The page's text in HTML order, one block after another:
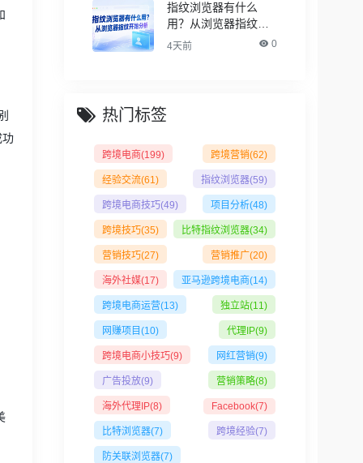
功
指纹浏览器有什么
用？从浏览器指纹开
始分析
4天前 0
热门标签
跨境电商(199) 跨境营销(62)
经验交流(61) 指纹浏览器(59)
跨境电商技巧(49) 项目分析(48)
跨境技巧(35) 比特指纹浏览器(34)
营销技巧(27) 营销推广(20)
海外社媒(17) 亚马逊跨境电商(14)
跨境电商运营(13) 独立站(11)
网赚项目 (10) 代理IP(9)
跨境电商小技巧(9) 网红营销(9)
广告投放(9) 营销策略(8)
海外代理IP(8) Facebook(7)
比特浏览器(7) 跨境经验(7)
防关联浏览器(7)